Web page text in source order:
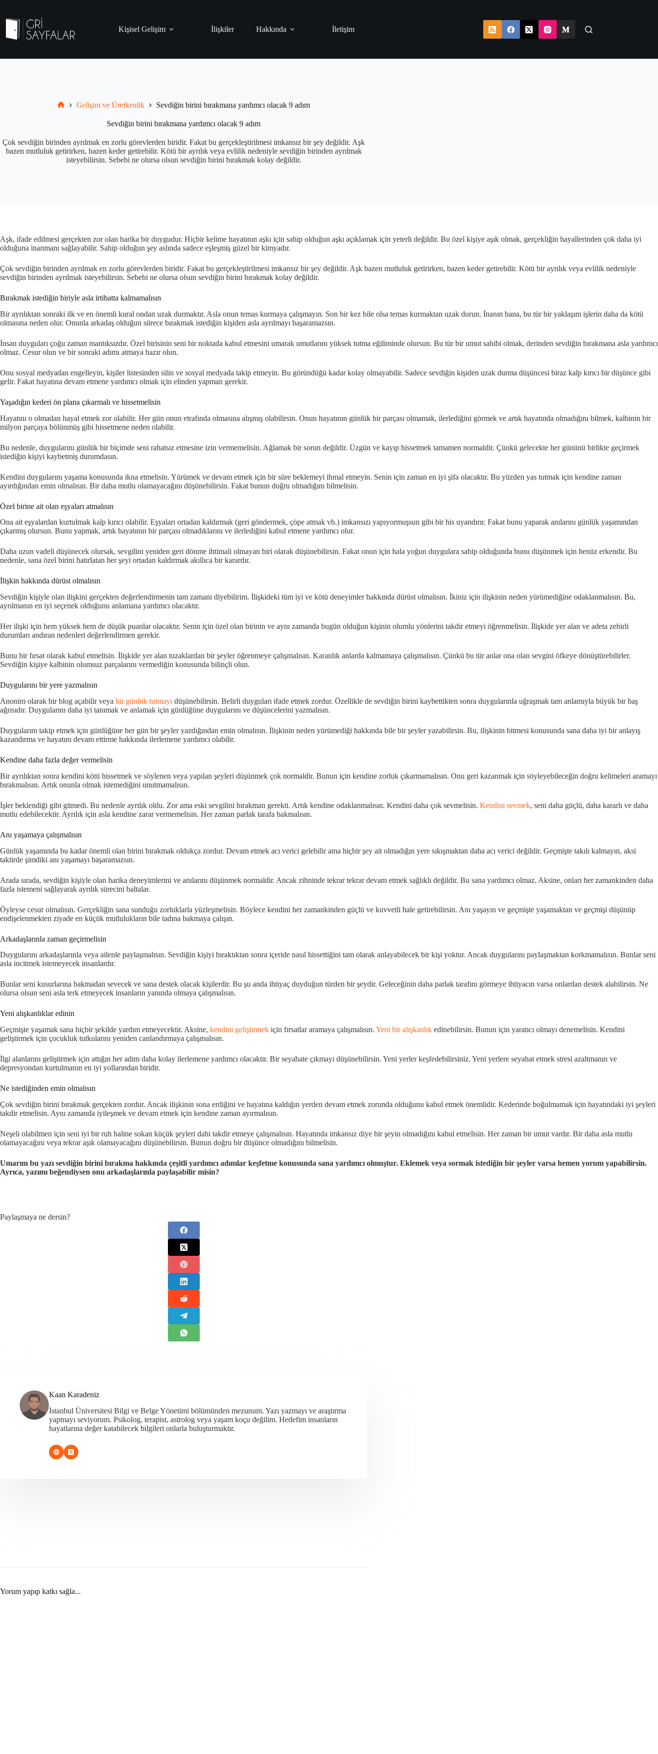
content
Kişisel Gelişim
İlişkiler Hakkında İletişim
Gelişim ve Üretkenlik Sevdiğin birini bırakmana yardımcı olacak 9 adım
Sevdiğin birini bırakmana yardımcı olacak 9 adım
Çok sevdiğin birinden ayrılmak en zorlu görevlerden biridir. Fakat bu gerçekleştirilmesi imkansız bir şey değildir. Aşk
bazen mutluluk getirirken, bazen keder getirebilir. Kötü bir ayrılık veya evlilik nedeniyle sevdiğin birinden ayrılmak
isteyebilirsin. Sebebi ne olursa olsun sevdiğin birini bırakmak kolay değildir.
Aşk, ifade edilmesi gerçekten zor olan harika bir duygudur. Hiçbir kelime hayatının aşkı için sahip olduğun aşkı açıklamak için yeterli değildir. Bu özel kişiye aşık olmak, gerçekliğin hayallerinden çok daha iyi
olduğuna inanmanı sağlayabilir. Sahip olduğun şey aslında sadece eşleşmiş güzel bir kimyadır.
Çok sevdiğin birinden ayrılmak en zorlu görevlerden biridir. Fakat bu gerçekleştirilmesi imkansız bir şey değildir. Aşk bazen mutluluk getirirken, bazen keder getirebilir. Kötü bir ayrılık veya evlilik nedeniyle
sevdiğin birinden ayrılmak isteyebilirsin. Sebebi ne olursa olsun sevdiğin birini bırakmak kolay değildir.
Bırakmak istediğin biriyle asla irtibatta kalmamalısın
Bir ayrılıktan sonraki ilk ve en önemli kural ondan uzak durmaktır. Asla onun temas kurmaya çalışmayın. Son bir kez bile olsa temas kurmaktan uzak durun. İnanın bana, bu tür bir yaklaşım işlerin daha da kötü
olmasına neden olur. Onunla arkadaş olduğun sürece bırakmak istediğin kişiden asla ayrılmayı başaramazsın.
İnsan duyguları çoğu zaman mantıksızdır. Özel birisinin seni bir noktada kabul etmesini umarak umutlarını yüksek tutma eğiliminde olursun. Bu tür bir umut sahibi olmak, derinden sevdiğin bırakmana asla yardımcı
olmaz. Cesur olun ve bir sonraki adımı atmaya hazır olun.
Onu sosyal medyadan engelleyin, kişiler listesinden silin ve sosyal medyada takip etmeyin. Bu göründüğü kadar kolay olmayabilir. Sadece sevdiğin kişiden uzak durma düşüncesi biraz kalp kırıcı bir düşünce gibi
gelir. Fakat hayatına devam etmene yardımcı olmak için elinden yapman gerekir.
Yaşadığın kederi ön plana çıkarmalı ve hissetmelisin
Hayatını o olmadan hayal etmek zor olabilir. Her gün onun etrafında olmasına alışmış olabilirsin. Onun hayatının günlük bir parçası olmamak, ilerlediğini görmek ve artık hayatında olmadığını bilmek, kalbinin bir
milyon parçaya bölünmüş gibi hissetmene neden olabilir.
Bu nedenle, duygularını günlük bir biçimde seni rahatsız etmesine izin vermemelisin. Ağlamak bir sorun değildir. Üzgün ve kayıp hissetmek tamamen normaldir. Çünkü gelecekte her gününü birlikte geçirmek
istediğin kişiyi kaybetmiş durumdasın.
Kendini duygularını yaşama konusunda ikna etmelisin. Yürümek ve devam etmek için bir süre beklemeyi ihmal etmeyin. Senin için zaman en iyi şifa olacaktır. Bu yüzden yas tutmak için kendine zaman
ayırdığından emin olmalısın. Bir daha mutlu olamayacağını düşünebilirsin. Fakat bunun doğru olmadığını bilmelisin.
Özel birine ait olan eşyaları atmalısın
Ona ait eşyalardan kurtulmak kalp kırıcı olabilir. Eşyaları ortadan kaldırmak (geri göndermek, çöpe atmak vb.) imkansızı yapıyormuşsun gibi bir his uyandırır. Fakat bunu yaparak anılarını günlük yaşamından
çıkarmış olursun. Bunu yapmak, artık hayatının bir parçası olmadıklarını ve ilerlediğini kabul etmene yardımcı olur.
Daha uzun vadeli düşünecek olursak, sevgilini yeniden geri dönme ihtimali olmayan biri olarak düşünebilirsin. Fakat onun için hala yoğun duygulara sahip olduğunda bunu düşünmek için henüz erkendir. Bu
nedenle, sana özel birini hatırlatan her şeyi ortadan kaldırmak akıllıca bir karardır.
İlişkin hakkında dürüst olmalısın
Sevdiğin kişiyle olan ilişkini gerçekten değerlendirmenin tam zamanı diyebilirim. İlişkideki tüm iyi ve kötü deneyimler hakkında dürüst olmalısın. İkiniz için ilişkinin neden yürümediğine odaklanmalısın. Bu,
ayrılmanın en iyi seçenek olduğunu anlamana yardımcı olacaktır.
Her ilişki için hem yüksek hem de düşük puanlar olacaktır. Senin için özel olan birinin ve aynı zamanda bugün olduğun kişinin olumlu yönlerini takdir etmeyi öğrenmelisin. İlişkide yer alan ve adeta zehirli
durumları andıran nedenleri değerlendirmen gerekir.
Bunu bir fırsat olarak kabul etmelisin. İlişkide yer alan tuzaklardan bir şeyler öğrenmeye çalışmalısın. Karanlık anlarda kalmamaya çalışmalısın. Çünkü bu tür anlar ona olan sevgini öfkeye dönüştürebilirler.
Sevdiğin kişiye kalbinin olumsuz parçalarını vermediğin konusunda bilinçli olun.
Duygularını bir yere yazmalısın
Anonim olarak bir blog açabilir veya bir günlük tutmayı düşünebilirsin. Belirli duyguları ifade etmek zordur. Özellikle de sevdiğin birini kaybettikten sonra duygularınla uğraşmak tam anlamıyla büyük bir baş
ağrısıdır. Duygularını daha iyi tanımak ve anlamak için günlüğüne duygularını ve düşüncelerini yazmalısın.
Duygularını takip etmek için günlüğüne her gün bir şeyler yazdığından emin olmalısın. İlişkinin neden yürümediği hakkında bile bir şeyler yazabilirsin. Bu, ilişkinin bitmesi konusunda sana daha iyi bir anlayış
kazandırma ve hayatını devam ettirme hakkında ilerlemene yardımcı olabilir.
Kendine daha fazla değer vermelisin
Bir ayrılıktan sonra kendini kötü hissetmek ve söylenen veya yapılan şeyleri düşünmek çok normaldir. Bunun için kendine zorluk çıkarmamalısın. Onu geri kazanmak için söyleyebileceğin doğru kelimeleri aramayı
bırakmalısın. Artık onunla olmak istemediğini unutmamalısın.
İşler beklendiği gibi gitmedi. Bu nedenle ayrılık oldu. Zor ama eski sevgilini bırakman gerekti. Artık kendine odaklanmalısın. Kendini daha çok sevmelisin. Kendini sevmek, seni daha güçlü, daha kararlı ve daha
mutlu edebilecektir. Ayrılık için asla kendine zarar vermemelisin. Her zaman parlak tarafa bakmalısın.
Anı yaşamaya çalışmalısın
Günlük yaşamında bu kadar önemli olan birini bırakmak oldukça zordur. Devam etmek acı verici gelebilir ama hiçbir şey ait olmadığın yere sıkışmaktan daha acı verici değildir. Geçmişte takılı kalmayın, aksi
taktirde şimdiki anı yaşamayı başaramazsın.
Arada sırada, sevdiğin kişiyle olan harika deneyimlerini ve anılarını düşünmek normaldir. Ancak zihninde tekrar tekrar devam etmek sağlıklı değildir. Bu sana yardımcı olmaz. Aksine, onları her zamankinden daha
fazla istemeni sağlayarak ayrılık sürecini baltalar.
Öyleyse cesur olmalısın. Gerçekliğin sana sunduğu zorluklarla yüzleşmelisin. Böylece kendini her zamankinden güçlü ve kuvvetli hale getirebilirsin. Anı yaşayın ve geçmişte yaşamaktan ve geçmişi düşünüp
endişelenmekten ziyade en küçük mutlulukların bile tadına bakmaya çalışın.
Arkadaşlarınla zaman geçirmelisin
Duygularını arkadaşlarınla veya ailenle paylaşmalısın. Sevdiğin kişiyi bıraktıktan sonra içeride nasıl hissettiğini tam olarak anlayabilecek bir kişi yoktur. Ancak duygularını paylaşmaktan korkmamalısın. Bunlar seni
asla incitmek istemeyecek insanlardır.
Bunlar seni kusurlarına bakmadan sevecek ve sana destek olacak kişilerdir. Bu şu anda ihtiyaç duyduğun türden bir şeydir. Geleceğinin daha parlak tarafını görmeye ihtiyacın varsa onlardan destek alabilirsin. Ne
olursa olsun seni asla terk etmeyecek insanların yanında olmaya çalışmalısın.
Yeni alışkanlıklar edinin
Geçmişte yaşamak sana hiçbir şekilde yardım etmeyecektir. Aksine, kendini geliştirmek için fırsatlar aramaya çalışmalısın. Yeni bir alışkanlık edinebilirsin. Bunun için yaratıcı olmayı denemelisin. Kendini
geliştirmek için çocukluk tutkularını yeniden canlandırmaya çalışmalısın.
İlgi alanlarını geliştirmek için attığın her adım daha kolay ilerlemene yardımcı olacaktır. Bir seyahate çıkmayı düşünebilirsin. Yeni yerler keşfedebilirsiniz. Yeni yerlere seyahat etmek stresi azaltmanın ve
depresyondan kurtulmanın en iyi yollarından biridir.
Ne istediğinden emin olmalısın
Çok sevdiğin birini bırakmak gerçekten zordur. Ancak ilişkinin sona erdiğini ve hayatına kaldığın yerden devam etmek zorunda olduğunu kabul etmek önemlidir. Kederinde boğulmamak için hayatındaki iyi şeyleri
takdir etmelisin. Aynı zamanda iyileşmek ve devam etmek için kendine zaman ayırmalısın.
Neşeli olabilmen için seni iyi bir ruh haline sokan küçük şeyleri dahi takdir etmeye çalışmalısın. Hayatında imkansız diye bir şeyin olmadığını kabul etmelisin. Her zaman bir umut vardır. Bir daha asla mutlu
olamayacağını veya tekrar aşık olamayacağını düşünebilirsin. Bunun doğru bir düşünce olmadığını bilmelisin.
Umarım bu yazı sevdiğin birini bırakma hakkında çeşitli yardımcı adımlar keşfetme konusunda sana yardımcı olmuştur. Eklemek veya sormak istediğin bir şeyler varsa hemen yorum yapabilirsin.
Ayrıca, yazımı beğendiysen onu arkadaşlarınla paylaşabilir misin?
Paylaşmaya ne dersin?
Kaan Karadeniz
İstanbul Üniversitesi Bilgi ve Belge Yönetimi bölümünden mezunum. Yazı yazmayı ve araştırma
yapmayı seviyorum. Psikolog, terapist, astrolog veya yaşam koçu değilim. Hedefim insanların
hayatlarına değer katabilecek bilgileri onlarla buluşturmaktır.
Yorum yapıp katkı sağla...